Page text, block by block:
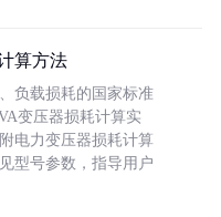
算方法
负载损耗的国家标准
变压器损耗计算实
电力变压器损耗计算
型号参数，指导用户